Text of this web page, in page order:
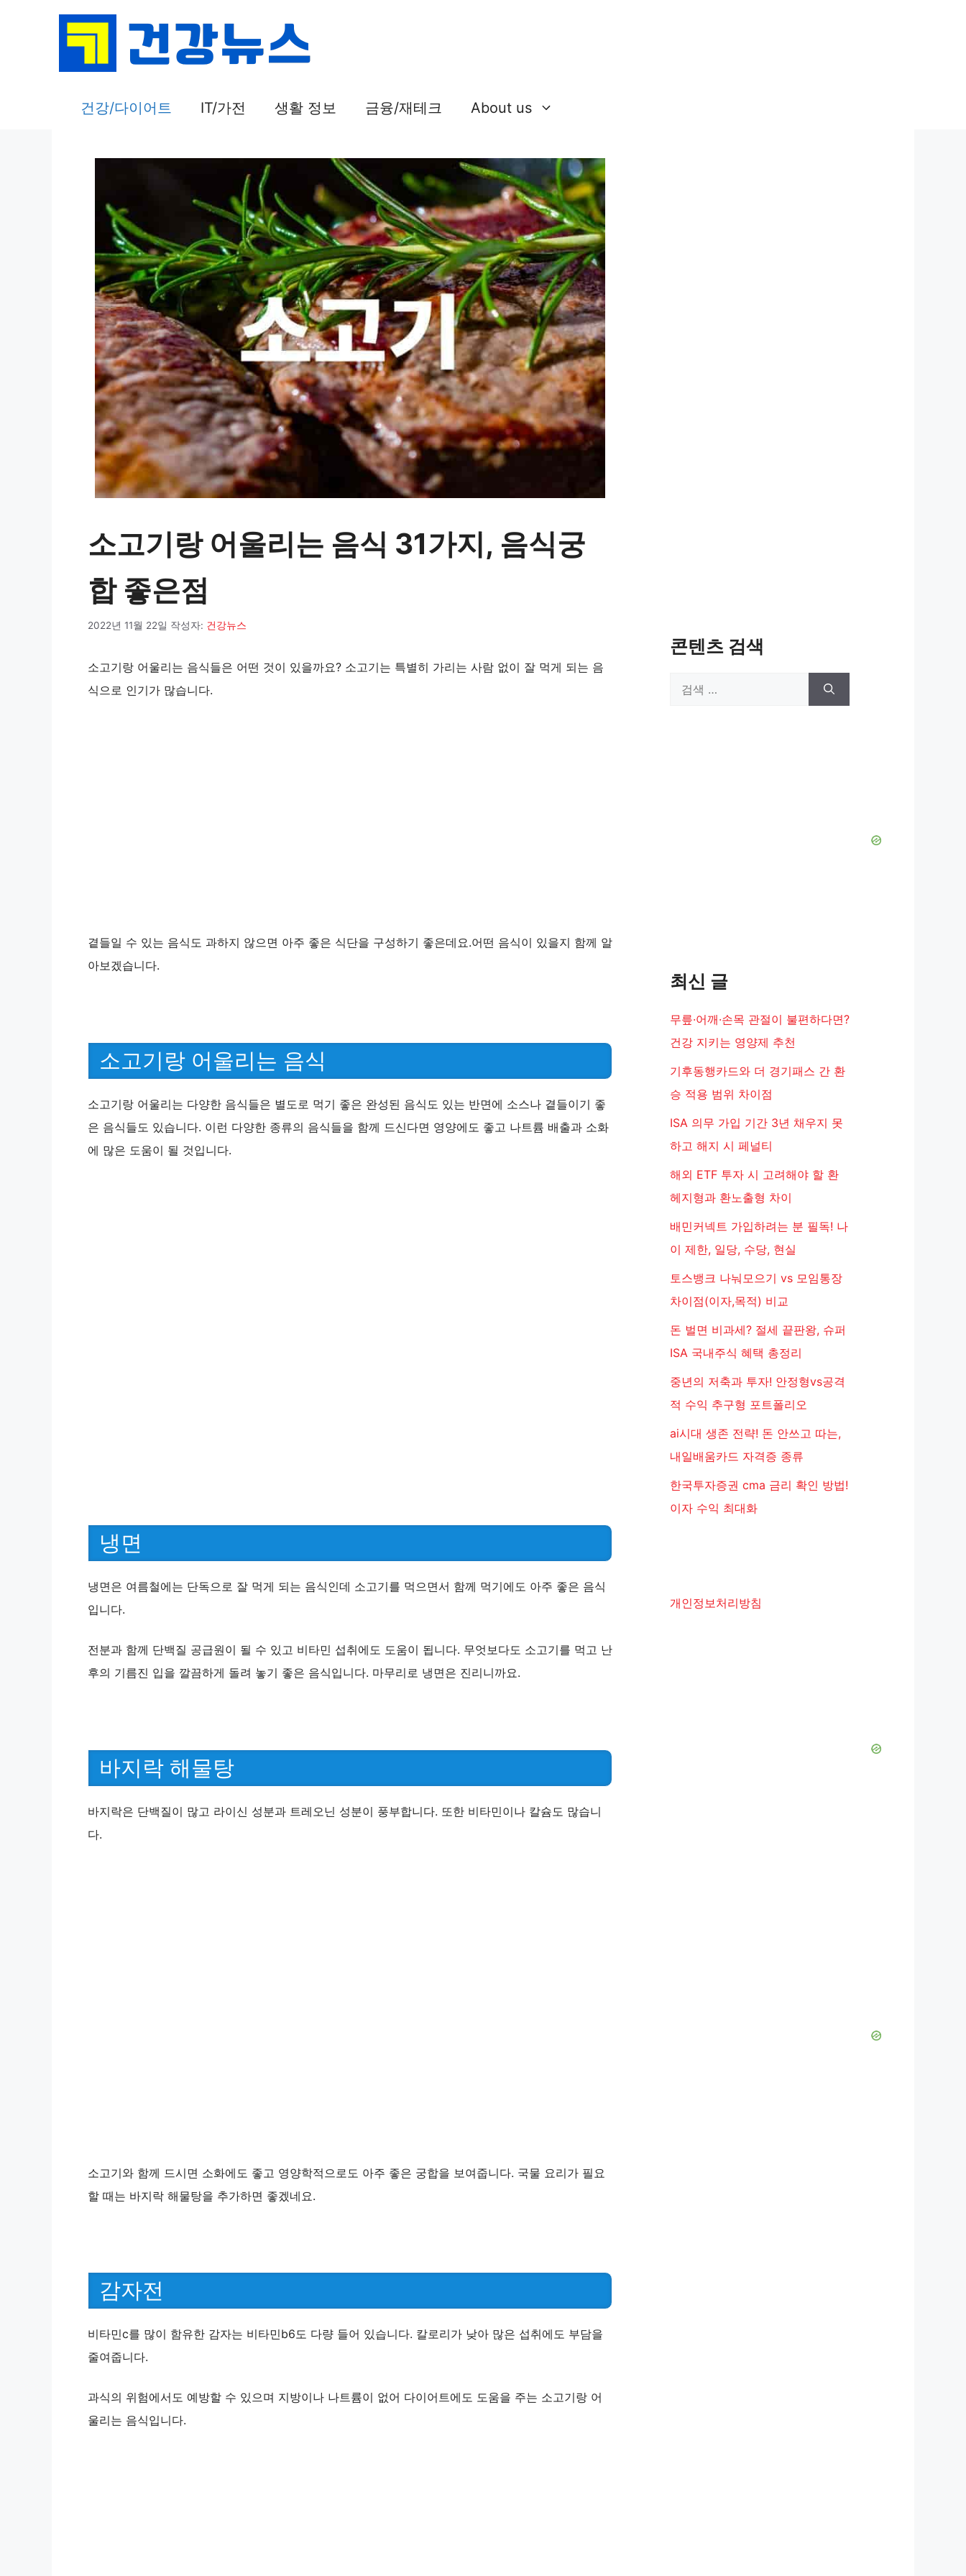
건강/다이어트 IT/가전 생활 정보 금융/재테크 About us
소고기랑 어울리는 음식 31가지, 음식궁
합 좋은점
2022년 11월 22일 작성자: 건강뉴스
소고기랑 어울리는 음식들은 어떤 것이 있을까요? 소고기는 특별히 가리는 사람 없이 잘 먹게 되는 음
식으로 인기가 많습니다.
곁들일 수 있는 음식도 과하지 않으면 아주 좋은 식단을 구성하기 좋은데요.어떤 음식이 있을지 함께 알
아보겠습니다.
소고기랑 어울리는 음식
소고기랑 어울리는 다양한 음식들은 별도로 먹기 좋은 완성된 음식도 있는 반면에 소스나 곁들이기 좋
은 음식들도 있습니다. 이런 다양한 종류의 음식들을 함께 드신다면 영양에도 좋고 나트륨 배출과 소화
에 많은 도움이 될 것입니다.
냉면
냉면은 여름철에는 단독으로 잘 먹게 되는 음식인데 소고기를 먹으면서 함께 먹기에도 아주 좋은 음식
입니다.
전분과 함께 단백질 공급원이 될 수 있고 비타민 섭취에도 도움이 됩니다. 무엇보다도 소고기를 먹고 난
후의 기름진 입을 깔끔하게 돌려 놓기 좋은 음식입니다. 마무리로 냉면은 진리니까요.
바지락 해물탕
바지락은 단백질이 많고 라이신 성분과 트레오닌 성분이 풍부합니다. 또한 비타민이나 칼슘도 많습니
다.
소고기와 함께 드시면 소화에도 좋고 영양학적으로도 아주 좋은 궁합을 보여줍니다. 국물 요리가 필요
할 때는 바지락 해물탕을 추가하면 좋겠네요.
감자전
비타민c를 많이 함유한 감자는 비타민b6도 다량 들어 있습니다. 칼로리가 낮아 많은 섭취에도 부담을
줄여줍니다.
과식의 위험에서도 예방할 수 있으며 지방이나 나트륨이 없어 다이어트에도 도움을 주는 소고기랑 어
울리는 음식입니다.
콘텐츠 검색
최신 글
무릎·어깨·손목 관절이 불편하다면?
건강 지키는 영양제 추천
기후동행카드와 더 경기패스 간 환
승 적용 범위 차이점
ISA 의무 가입 기간 3년 채우지 못
하고 해지 시 페널티
해외 ETF 투자 시 고려해야 할 환
헤지형과 환노출형 차이
배민커넥트 가입하려는 분 필독! 나
이 제한, 일당, 수당, 현실
토스뱅크 나눠모으기 vs 모임통장
차이점(이자,목적) 비교
돈 벌면 비과세? 절세 끝판왕, 슈퍼
ISA 국내주식 혜택 총정리
중년의 저축과 투자! 안정형vs공격
적 수익 추구형 포트폴리오
ai시대 생존 전략! 돈 안쓰고 따는,
내일배움카드 자격증 종류
한국투자증권 cma 금리 확인 방법!
이자 수익 최대화
개인정보처리방침